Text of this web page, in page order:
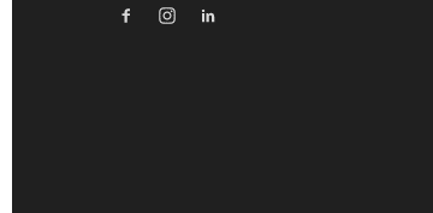
FacebookInstagram
Linkedin